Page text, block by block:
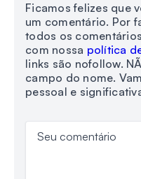
Ficamos felizes que
um comentário. Por
todos os
com nossa política
links são nofollow.
campo do nome.
pessoal e
Seu comentário